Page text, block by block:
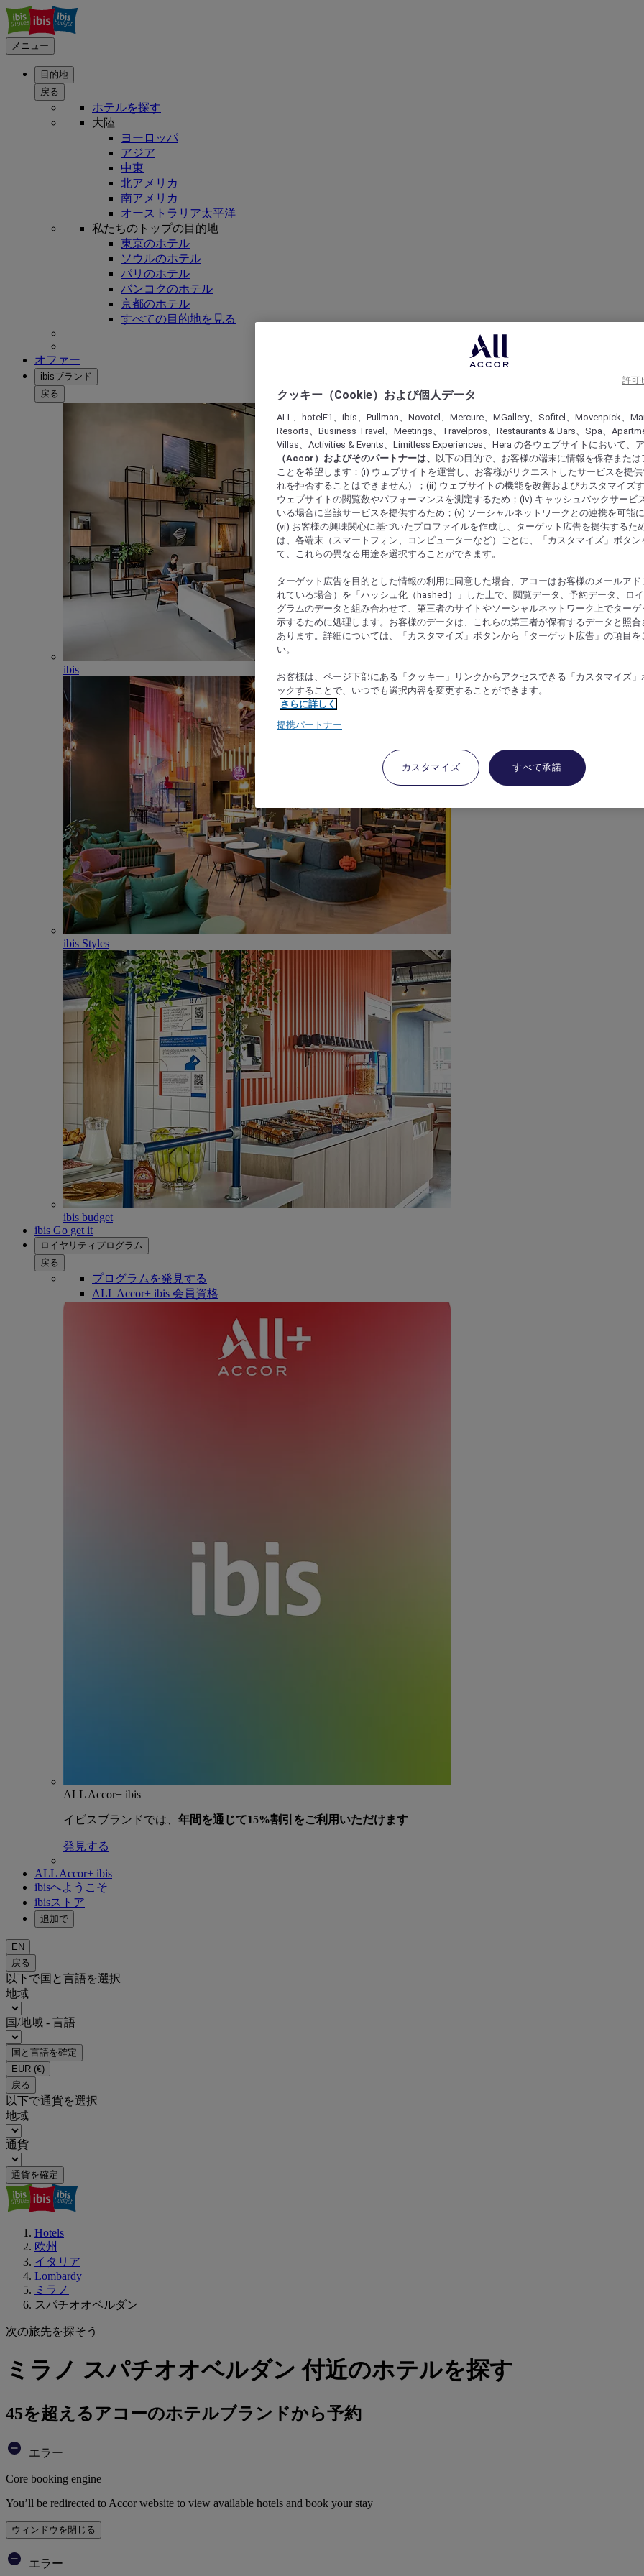
メニュー
目的地
戻る
ホテルを探す
大陸
ヨーロッパ
アジア
中東
北アメリカ
南アメリカ
オーストラリア太平洋
私たちのトップの目的地
東京のホテル
ソウルのホテル
パリのホテル
バンコクのホテル
京都のホテル
すべての目的地を見る
オファー
ibisブランド
戻る
ibis
ibis Styles
ibis budget
ibis Go get it
ロイヤリティプログラム
戻る
プログラムを発見する
ALL Accor+ ibis 会員資格
ALL Accor+ ibis
イビスブランドでは、 年間を通じて15%割引をご利用いただけます
発見する
ALL Accor+ ibis
ibisへようこそ
ibisストア
追加で
EN
戻る
以下で国と言語を選択
地域
国/地域 - 言語
国と言語を確定
EUR (€)
戻る
以下で通貨を選択
地域
通貨
通貨を確定
Hotels
欧州
イタリア
Lombardy
ミラノ
スパチオオベルダン
次の旅先を探そう
ミラノ スパチオオベルダン 付近のホテルを探す
45を超えるアコーのホテルブランドから予約
エラー
Core booking engine
You’ll be redirected to Accor website to view available hotels and book your stay
ウィンドウを閉じる
エラー
クッキー（Cookie）および個人データ
ALL、hotelF1、ibis、Pullman、Novotel、Mercure、MGallery、Sofitel、Movenpick、
Resorts、Business Travel、Meetings、Travelpros、Restaurants & Bars、Spa、
Villas、Activities & Events、Limitless Experiences、Hera の各ウェブサイトにおいて、
（Accor）およびそのパートナーは、
以下の目的で、お客様の端末に情報を保存または
ことを希望します：(i) ウェブサイトを運営し、お客様がリクエストしたサービスを提供
れを拒否することはできません）；(ii) ウェブサイトの機能を改善およびカスタマイズ
ウェブサイトの閲覧数やパフォーマンスを測定するため；(iv) キャッシュバックサービ
いる場合に当該サービスを提供するため；(v) ソーシャルネットワークとの連携を可能
(vi) お客様の興味関心に基づいたプロファイルを作成し、ターゲット広告を提供するた
は、各端末（スマートフォン、コンピューターなど）ごとに、「カスタマイズ」ボタン
て、これらの異なる用途を選択することができます。
ターゲット広告を目的とした情報の利用に同意した場合、アコーはお客様のメールアド
れている場合）を「ハッシュ化（hashed）」した上で、閲覧データ、予約データ、ロ
グラムのデータと組み合わせて、第三者のサイトやソーシャルネットワーク上でター
示するために処理します。お客様のデータは、これらの第三者が保有するデータと照合
あります。詳細については、「カスタマイズ」ボタンから「ターゲット広告」の項目を
い。
お客様は、ページ下部にある「クッキー」リンクからアクセスできる「カスタマイズ」
ックすることで、いつでも選択内容を変更することができます。
さらに詳しく
提携パートナー
カスタマイズ すべて承諾
許可